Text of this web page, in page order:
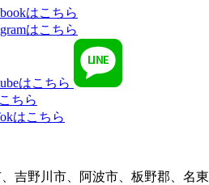
吉野川市、阿波市、板野郡、名東